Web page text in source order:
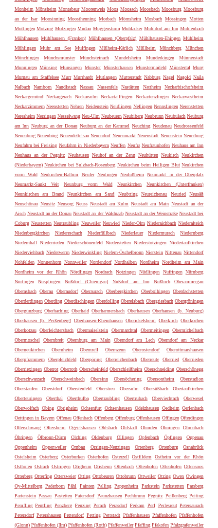
Monheim Mönsheim Montabaur Moorenweis Moos Moosach Moosbach Moosburg Moosburg
an der Isar
Moosinning Moosthenning Morbach Mörnsheim Mosbach Mössingen Motten
Möttingen Mötzing Mötzingen Mudau Muggensturm Mühlacker Mühldorf am Inn Mühlenbach
Mühlhausen Mühlhausen (Franken) Mühlhausen (Oberpfalz) Mühlhausen-Ehingen Mühlheim
Mühlingen
Muhr am See Mulfingen Mülheim-Kärlich Müllheim Münchberg
München
Münchingen
Münchsmünster Münchsteinach Mundelsheim Munderkingen
Münnerstadt
Munningen Münsing Münsingen Münster Münsterhausen Münstermaifeld Münstertal Murg
Murnau am Staffelsee Murr Murrhardt Mutlangen Mutterstadt Nabburg Nagel Nagold Naila
Nalbach
Namborn Nandlstadt Nassau Nassenfels Nastätten Nattheim
Neckarbischofsheim
Neckargemünd Neckargerach Neckarsulm Neckartailfingen Neckartenzlingen Neckarwestheim
Neckarzimmern Neenstetten Nehren Neidenstein Neidlingen Nellingen Nennslingen Nerenstetten
Neresheim Nersingen Nesselwang Neu-Ulm Neubeuern Neubiberg Neubrunn Neubulach Neuburg
am Inn Neuburg an der Donau Neuburg an der Kammel Neuching Neudenau Neudrossenfeld
Neuenburg Neuenbürg Neuendettelsau Neuendorf Neuenmarkt Neuenstadt Neuenstein Neuerburg
Neufahrn bei Freising Neufahrn in Niederbayern Neuffen Neufra Neufraunhofen Neuhaus am Inn
Neuhaus an der Pegnitz
Neuhausen Neuhof an der Zenn Neuhütten Neukirch Neukirchen
(Niederbayern) Neukirchen bei Sulzbach-Rosenberg Neukirchen beim Heiligen Blut Neukirchen
vorm Wald Neukirchen-Balbini Neuler Neulingen Neulußheim
Neumarkt in der Oberpfalz
Neumarkt-Sankt Veit
Neunburg vorm Wald Neunkirchen
Neunkirchen (Unterfranken)
Neunkirchen am Brand
Neunkirchen am Sand Neuötting Neureichenau Neuried
Neusäß
Neuschönau Neusitz Neusorg Neuss Neustadt am Kulm Neustadt am Main Neustadt an der
Aisch Neustadt an der Donau Neustadt an der Waldnaab Neustadt an der Weinstraße Neustadt bei
Coburg Neustetten Neutraubling Neuweiler Neuwied Nieder-Olm Niederaichbach Niederalteich
Niederbergkirchen
Niedereschach Niederfüllbach Niederlauer Niedermurach
Niedernberg
Niedernhall
Niederrieden Niederschönenfeld Niederstetten Niederstotzingen Niedertaufkirchen
Niederviehbach Niederwerrn Niederwinkling Niefern-Öschelbronn Nierstein Nittenau Nittendorf
Nohfelden Nonnenhorn Nonnweiler Nordendorf Nordhalben Nordheim
Nordheim am Main
Nordheim vor der Rhön
Nördlingen Nordrach Notzingen Nüdlingen Nufringen
Nürnberg
Nürtingen
Nusplingen Nußdorf (Chiemgau) Nußdorf am Inn Nußloch
Oberammergau
Oberasbach
Oberau Oberaudorf Oberaurach Oberbergkirchen Oberboihingen
Oberdachstetten
Oberderdingen Oberding Oberdischingen Oberdolling Oberelsbach Obergriesbach Obergröningen
Obergünzburg Oberhaching Oberhaid Oberharmersbach Oberhausen Oberhausen (b. Neuburg)
Oberhausen (b. Peißenberg) Oberhausen-Rheinhausen Oberickelsheim Oberkirch Oberkochen
Oberkotzau
Oberleichtersbach Obermaiselstein Obermarchtal Obermeitingen
Obermichelbach
Obermoschel
Obernbreit Obernburg am Main Oberndorf am Lech
Oberndorf am Neckar
Oberneukirchen
Obernheim Obernzell Obernzenn Oberostendorf
Oberottmarshausen
Oberpframmern
Oberpleichfeld Oberpöring Oberreichenbach Oberreute Oberried
Oberrieden
Oberriexingen Oberrot Oberroth Oberscheinfeld Oberschleißheim Oberschneiding Oberschönegg
Oberschwarzach
Oberschweinbach Obersinn Obersöchering Obersontheim
Oberstadion
Oberstaufen
Oberstdorf Oberstenfeld Oberstreu Obersulm Obersüßbach
Obertaufkirchen
Oberteuringen
Oberthal Oberthulba Obertraubling Obertrubach Oberviechtach
Oberwesel
Oberwolfach Obing Obrigheim Ochsenfurt Ochsenhausen Odelzhausen Oedheim Oerlenbach
Oettingen in Bayern Offenau Offenbach Offenberg Offenburg Offenhausen Offingen Ofterdingen
Ofterschwang
Oftersheim Oggelshausen Ohlsbach Ohlstadt Ohmden Öhningen
Ohrenbach
Öhringen
Ölbronn-Dürrn Olching Oldenburg Öllingen Opfenbach Öpfingen
Oppenau
Oppenheim
Oppenweiler Ornbau Orsingen-Nenzingen Ortenberg Ortenburg
Osnabrück
Ostelsheim
Osterberg Osterburken Osterhofen Osterzell Ostfildern
Ostheim vor der Rhön
Osthofen Ostrach Östringen Ötigheim Ötisheim Ottenbach Ottenhofen Ottenhöfen Ottensoos
Otterberg Otterfing Ottersweier Otting Ottobeuren Ottobrunn Ottweiler Otzing Owen Owingen
Oy-Mittelberg Paderborn Pähl Painten Palling Pappenheim Parkstein Parkstetten Parsberg
Partenstein Passau Pastetten Patersdorf Paunzhausen Pechbrunn Pegnitz Peißenberg Peiting
Pemfling Pentling Penzberg Penzing Perach Perasdorf Perkam Perl Perlesreut Petersaurach
Petersdorf Petershausen Pettendorf Petting Pettstadt Pfaffenhausen Pfaffenhofen Pfaffenhofen
(Glonn) Pfaffenhofen (Ilm) Pfaffenhofen (Roth) Pfaffenweiler Pfaffing Pfakofen Pfalzgrafenweiler